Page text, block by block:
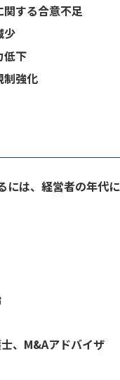
する合意不足
少
低下
制強化
には、経営者の年代に
、M&Aアドバイザ